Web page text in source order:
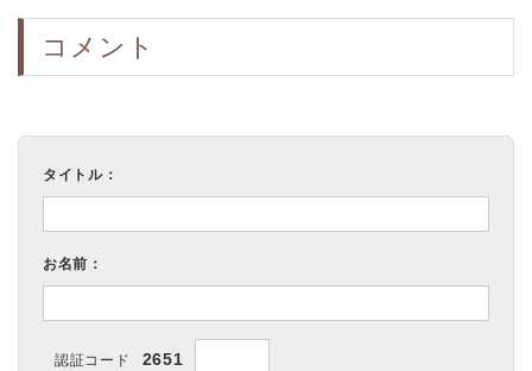
コメント
タイトル：
お名前：
認証コード 2651